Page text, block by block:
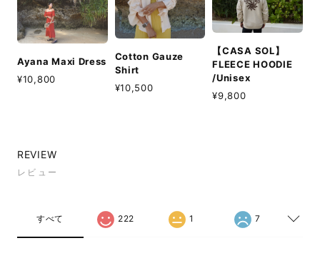
Ayana Maxi Dress
¥10,800
Cotton Gauze
Shirt
¥10,500
【CASA SOL】
FLEECE HOODIE
/Unisex
¥9,800
REVIEW
レビュー
すべて 222 1 7